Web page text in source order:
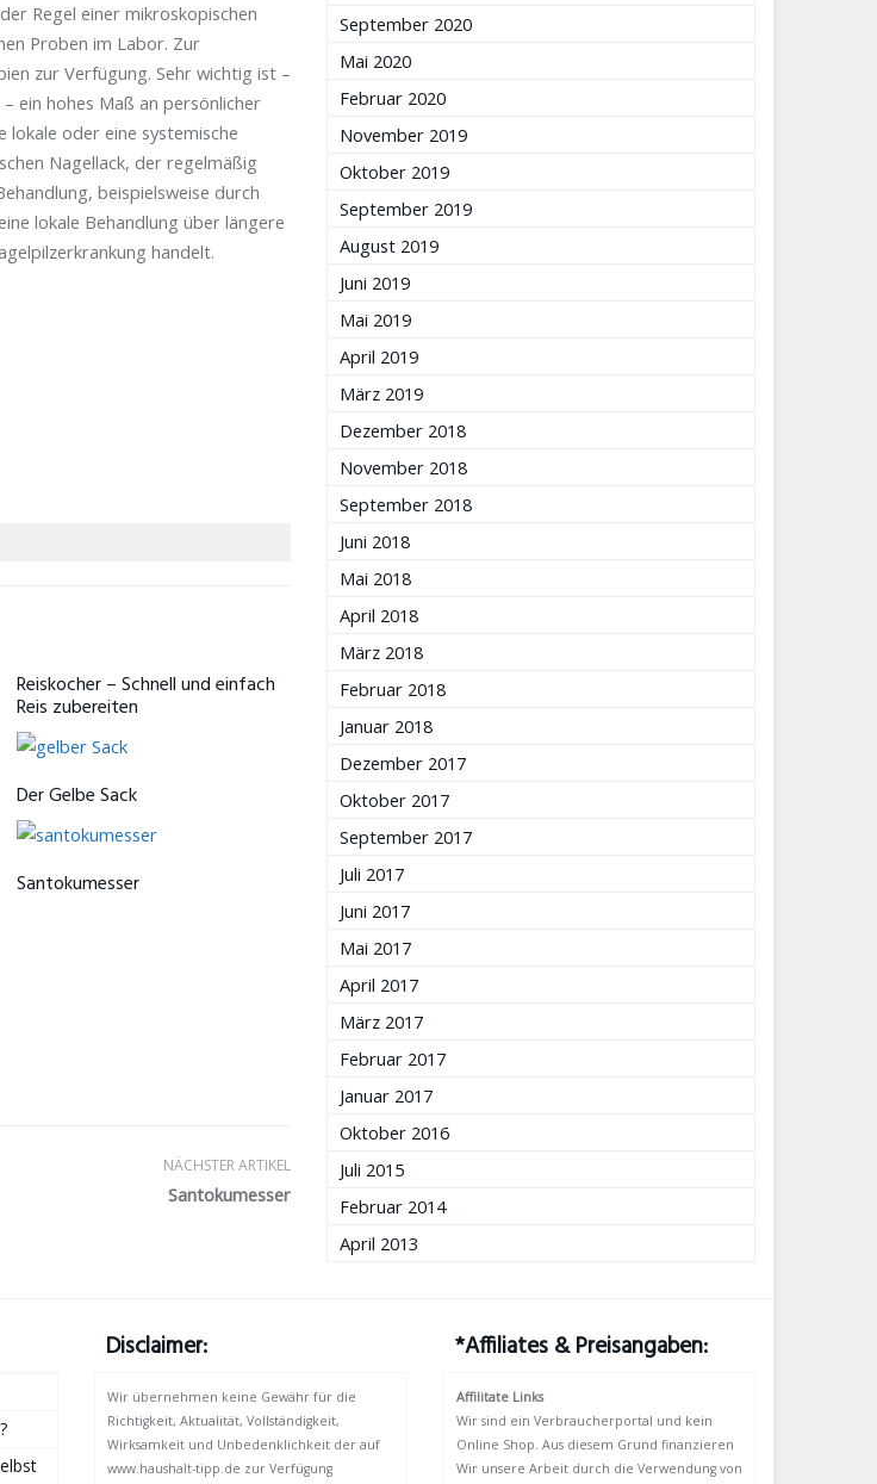
Regel einer mikroskopischen
Proben im Labor. Zur
zur Verfügung. Sehr wichtig ist –
ein hohes Maß an persönlicher
lokale oder eine systemische
Nagellack, der regelmäßig
beispielsweise durch
lokale Behandlung über längere
handelt.
Reiskocher – Schnell und einfach
Reis zubereiten
Der Gelbe Sack
Santokumesser
NÄCHSTER ARTIKEL
Santokumesser
September 2020
Mai 2020
Februar 2020
November 2019
Oktober 2019
September 2019
August 2019
Juni 2019
Mai 2019
April 2019
März 2019
Dezember 2018
November 2018
September 2018
Juni 2018
Mai 2018
April 2018
März 2018
Februar 2018
Januar 2018
Dezember 2017
Oktober 2017
September 2017
Juli 2017
Juni 2017
Mai 2017
April 2017
März 2017
Februar 2017
Januar 2017
Oktober 2016
Juli 2015
Februar 2014
April 2013
Disclaimer:
Wir übernehmen keine Gewähr für die
Richtigkeit, Aktualität, Vollständigkeit,
Wirksamkeit und Unbedenklichkeit der auf
www.haushalt-tipp.de zur Verfügung
*Affiliates & Preisangaben:
Affilitate Links
Wir sind ein Verbraucherportal und kein
Online Shop. Aus diesem Grund finanzieren
Wir unsere Arbeit durch die Verwendung von